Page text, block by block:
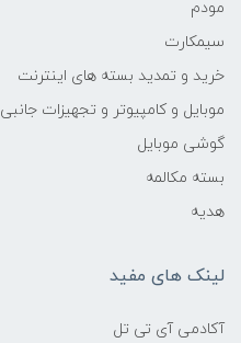
مودم
سیمکارت
خرید و تمدید بسته های اینترنت
موبایل و کامپیوتر و تجهیزات جانبی
گوشی موبایل
بسته مکالمه
هدیه
لینک های مفید
آکادمی آی تی تل